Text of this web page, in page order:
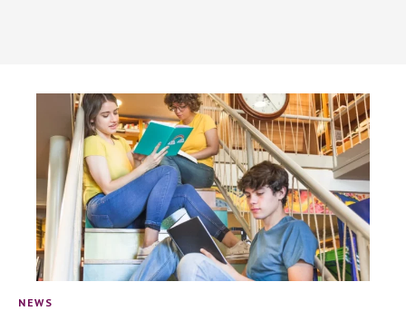
NEWS